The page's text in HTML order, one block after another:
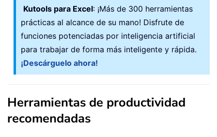
Kutools para Excel: ¡Más de 300 herramientas
prácticas al alcance de su mano! Disfrute de
funciones potenciadas por inteligencia artificial
para trabajar de forma más inteligente y rápida.
¡Descárguelo ahora!
Herramientas de productividad
recomendadas